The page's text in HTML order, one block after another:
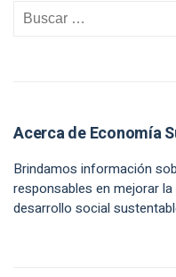
Acerca de Economía
Brindamos información
responsables en mejorar
desarrollo social